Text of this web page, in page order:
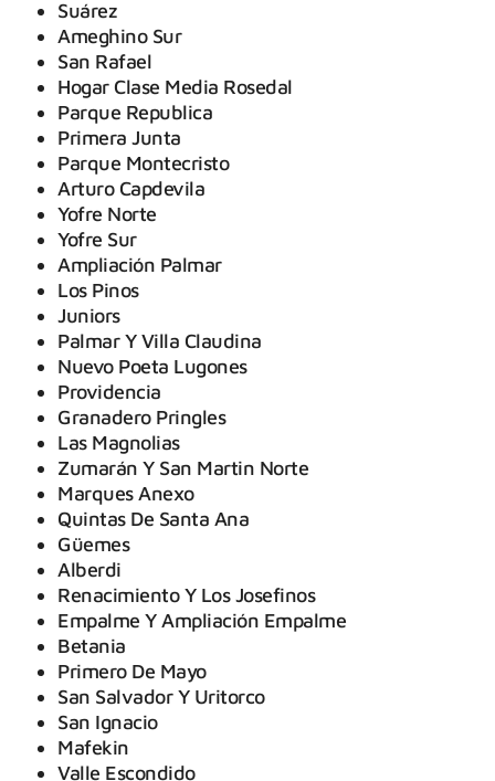
Suárez
Ameghino Sur
San Rafael
Hogar Clase Media Rosedal
Parque Republica
Primera Junta
Parque Montecristo
Arturo Capdevila
Yofre Norte
Yofre Sur
Ampliación Palmar
Los Pinos
Juniors
Palmar Y Villa Claudina
Nuevo Poeta Lugones
Providencia
Granadero Pringles
Las Magnolias
Zumarán Y San Martin Norte
Marques Anexo
Quintas De Santa Ana
Güemes
Alberdi
Renacimiento Y Los Josefinos
Empalme Y Ampliación Empalme
Betania
Primero De Mayo
San Salvador Y Uritorco
San Ignacio
Mafekin
Valle Escondido